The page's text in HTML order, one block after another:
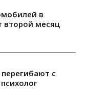
в
второй месяц
с